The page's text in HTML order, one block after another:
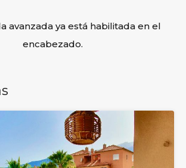
avanzada ya está habilitada en el
encabezado.